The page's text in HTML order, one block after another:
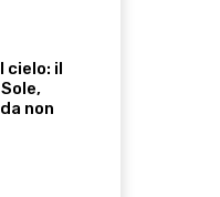
cielo: il
non